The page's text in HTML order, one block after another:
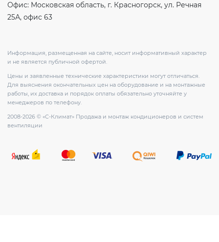
Офис: Московская область, г. Красногорск, ул. Речная
25А, офис 63
Информация, размещенная на сайте, носит информативный характер
и не является публичной офертой.
Цены и заявленные технические характеристики могут отличаться.
Для выяснения окончательных цен на оборудование и на монтажные
работы, их доставка и порядок оплаты обязательно уточняйте у
менеджеров по телефону.
2008-2026 © «С-Климат» Продажа и монтаж кондиционеров и систем
вентиляции